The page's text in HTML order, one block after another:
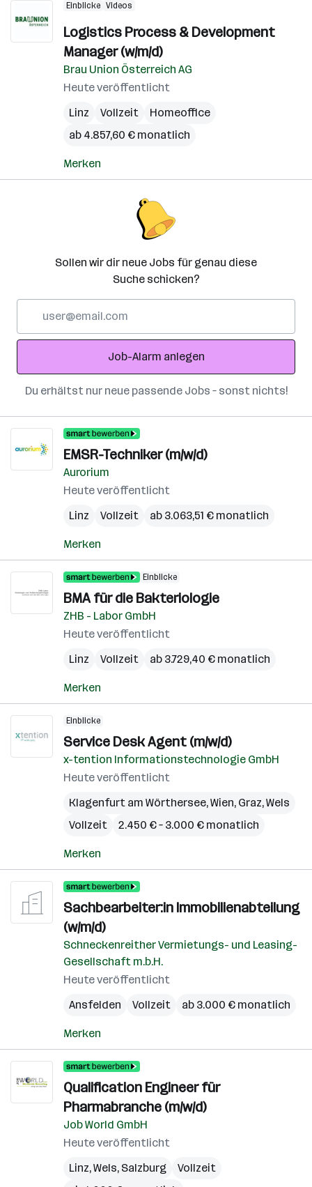
Einblicke Videos
Logistics Process & Development
Manager (w/m/d)
Brau Union Österreich AG
Heute veröffentlicht
Linz
Vollzeit
Homeoffice
ab 4.857,60 € monatlich
Merken
Sollen wir dir neue Jobs für genau diese
Suche schicken?
Adresse
Job-Alarm anlegen
Du erhältst nur neue passende Jobs – sonst nichts!
EMSR-Techniker (m/w/d)
Aurorium
Heute veröffentlicht
Linz
Vollzeit ab 3.063,51 € monatlich
Merken
Einblicke
BMA für die Bakteriologie
ZHB - Labor GmbH
Heute veröffentlicht
Linz
Vollzeit ab 3.729,40 € monatlich
Merken
Einblicke
Service Desk Agent (m/w/d)
x-tention Informationstechnologie GmbH
Heute veröffentlicht
Klagenfurt am Wörthersee,Wien, Graz,Wels
Vollzeit
2.450 € – 3.000 € monatlich
Merken
Sachbearbeiter:in Immobilienabteilung
(w/m/d)
Schneckenreither Vermietungs- und Leasing-
Gesellschaft m.b.H.
Heute veröffentlicht
Ansfelden
Vollzeit ab 3.000 € monatlich
Merken
Qualification Engineer für
Pharmabranche (m/w/d)
Job World GmbH
Heute veröffentlicht
Linz,Wels, Salzburg
Vollzeit